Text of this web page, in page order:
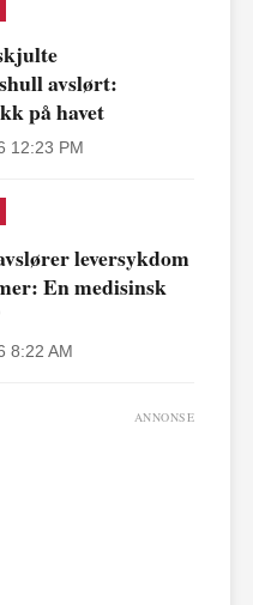
avslørt:
på havet
12:23 PM
leversykdom
En medisinsk
8:22 AM
ANNONSE